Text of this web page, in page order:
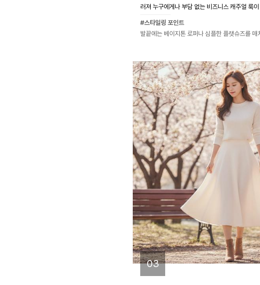
러져 누구에게나 부담 없는 비즈니스 캐주얼 룩
#스타일링 포인트
발끝에는 베이지톤 로퍼나 심플한 플랫슈즈를 매
03